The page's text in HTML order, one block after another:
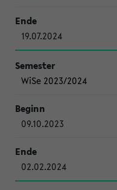
19.07.2024
WiSe 2023/2024
09.10.2023
02.02.2024